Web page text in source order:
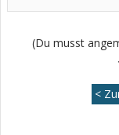
(Du musst
<